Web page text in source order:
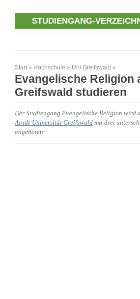
STUDIENGANG-
Start » Hochschule » Uni Greifswald »
Evangelische Religion
Greifswald studieren
Der Studiengang Evangelische Religion wird
Arndt-Universität Greifswald mit drei
angeboten: